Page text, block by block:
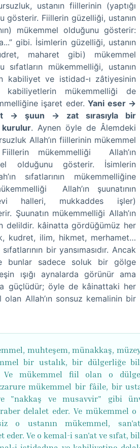
ustanın fiillerinin (yaptığı
gösterir. Fiillerin güzelliği, ustanın
mükemmel olduğunu gösterir:
gibi. İsimlerin güzelliği, ustanın
maharet gibi) mükemmel
mükemmelliği, ustanın
kabiliyet ve istidad-ı zâtiyesinin
kabiliyetlerin mükemmelliği de
işaret eder.Yani eser →
şuun → zat sırasıyla bir
. Aynen öyle de Âlemdeki
Allah’ın fiillerinin mükemmel
mükemmelliği Allah’ın
olduğunu gösterir. İsimlerin
sıfatlarının mükemmelliğine
Allah’ın şuunatının
halleri, mukkaddes işler)
Şuunatın mükemmelliği Allah’ın
delildir. kâinatta gördüğümüz her
kudret, ilim, hikmet, merhamet…
bir yansımasıdır. Ancak
bunlar sadece soluk bir gölge
ışığı aynalarda görünür ama
güçlüdür; öyle de kâinattaki her
olan Allah’ın sonsuz kemalinin bir
muhteşem, münakkaş,
bir ustalık, bir dülgerliğe
Ve mükemmel fiil olan o
mükemmel bir fâile, bir
"nakkaş ve musavvir" gibi
delalet eder. Ve mükemmel
o ustanın mükemmel,
eder. Ve o kemal-i san'at ve sıfat,